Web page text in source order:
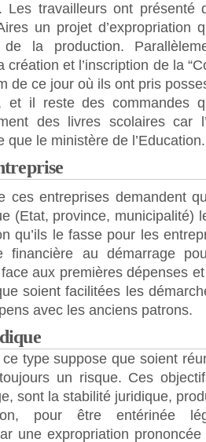
Les travailleurs ont présenté
un projet d’expropriation
de la production.
création et l’inscription de la
de ce jour où ils ont pris
et il reste des commandes
des livres scolaires car
que le ministère de l’Education.
ces entreprises demandent
(Etat, province, municipalité)
qu’ils le fasse pour les
au démarrage
aux premières dépenses
soient facilitées les
avec les anciens patrons.
type suppose que soient
un risque. Ces
sont la stabilité juridique,
pour être entérinée
une expropriation